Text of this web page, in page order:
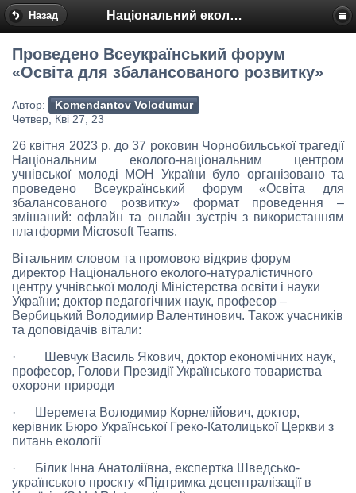
Назад Національний еколого-натуралістичний центр
Проведено Всеукраїнський форум
«Освіта для збалансованого розвитку»
Автор:
Komendantov Volodumur
Четвер, Кві 27, 23
26 квітня 2023 р. до 37 роковин Чорнобильської трагедії
Національним еколого-національним центром
учнівської молоді МОН України було організовано та
проведено Всеукраїнський форум «Освіта для
збалансованого розвитку» формат проведення –
змішаний: офлайн та онлайн зустріч з використанням
платформи Microsoft Teams.
Вітальним словом та промовою відкрив форум
директор Національного еколого-натуралістичного
центру учнівської молоді Міністерства освіти і науки
України; доктор педагогічних наук, професор –
Вербицький Володимир Валентинович. Також учасників
та доповідачів вітали:
· Шевчук Василь Якович, доктор економічних наук,
професор, Голови Президії Українського товариства
охорони природи
· Шеремета Володимир Корнелійович, доктор,
керівник Бюро Української Греко-Католицької Церкви з
питань екології
· Білик Інна Анатоліївна, експертка Шведсько-
українського проєкту «Підтримка децентралізації в